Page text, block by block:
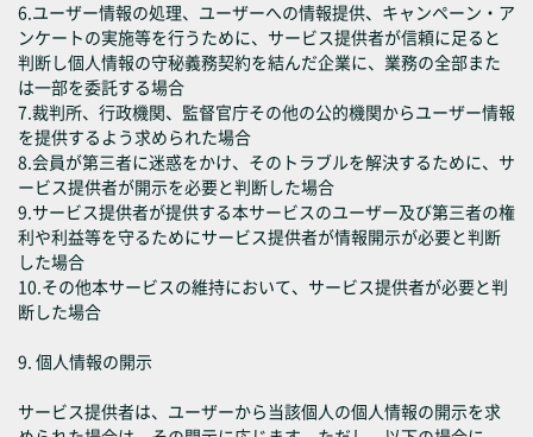
6.ユーザー情報の処理、ユーザーへの情報提供、キャンペーン・ア
ンケートの実施等を行うために、サービス提供者が信頼に足ると
判断し個人情報の守秘義務契約を結んだ企業に、業務の全部また
は一部を委託する場合
7.裁判所、行政機関、監督官庁その他の公的機関からユーザー情報
を提供するよう求められた場合
8.会員が第三者に迷惑をかけ、そのトラブルを解決するために、サ
ービス提供者が開示を必要と判断した場合
9.サービス提供者が提供する本サービスのユーザー及び第三者の権
利や利益等を守るためにサービス提供者が情報開示が必要と判断
した場合
10.その他本サービスの維持において、サービス提供者が必要と判
断した場合
9. 個人情報の開示
サービス提供者は、ユーザーから当該個人の個人情報の開示を求